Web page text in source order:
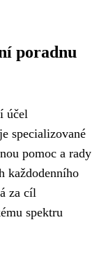
poradnu
účel
specializované
pomoc a rady
každodenního
za cíl
spektru